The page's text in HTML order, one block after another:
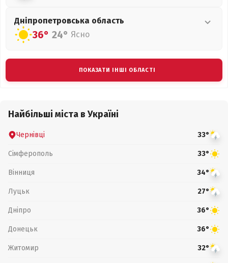
Дніпропетровська область
36° 24° Ясно
ПОКАЗАТИ ІНШІ ОБЛАСТІ
Найбільші міста в Україні
Чернівці 33°
Сімферополь 33°
Вінниця 34°
Луцьк 27°
Дніпро 36°
Донецьк 36°
Житомир 32°